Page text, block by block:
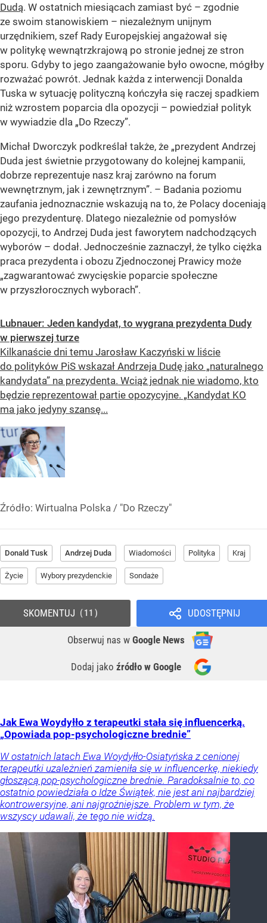
Dudą. W ostatnich miesiącach zamiast być – zgodnie
ze swoim stanowiskiem – niezależnym unijnym
urzędnikiem, szef Rady Europejskiej angażował się
w politykę wewnątrzkrajową po stronie jednej ze stron
sporu. Gdyby to jego zaangażowanie było owocne, mógłby
rozważać powrót. Jednak każda z interwencji Donalda
Tuska w sytuację polityczną kończyła się raczej spadkiem
niż wzrostem poparcia dla opozycji – powiedział polityk
w wywiadzie dla „Do Rzeczy”.
Michał Dworczyk podkreślał także, że „prezydent Andrzej
Duda jest świetnie przygotowany do kolejnej kampanii,
dobrze reprezentuje nasz kraj zarówno na forum
wewnętrznym, jak i zewnętrznym”. – Badania poziomu
zaufania jednoznacznie wskazują na to, że Polacy doceniają
jego prezydenturę. Dlatego niezależnie od pomysłów
opozycji, to Andrzej Duda jest faworytem nadchodzących
wyborów – dodał. Jednocześnie zaznaczył, że tylko ciężka
praca prezydenta i obozu Zjednoczonej Prawicy może
„zagwarantować zwycięskie poparcie społeczne
w przyszłorocznych wyborach”.
Lubnauer: Jeden kandydat, to wygrana prezydenta Dudy
w pierwszej turze
Kilkanaście dni temu Jarosław Kaczyński w liście
do polityków PiS wskazał Andrzeja Dudę jako „naturalnego
kandydata” na prezydenta. Wciąż jednak nie wiadomo, kto
będzie reprezentował partie opozycyjne. „Kandydat KO
ma jako jedyny szansę...
Źródło: Wirtualna Polska / "Do Rzeczy"
Donald Tusk Andrzej Duda Wiadomości Polityka Kraj
Życie Wybory prezydenckie Sondaże
UDOSTĘPNIJ
Obserwuj nas w Google News
Dodaj jako źródło w Google
SKOMENTUJ 11
Jak Ewa Woydyłło z terapeutki stała się influencerką.
„Opowiada pop-psychologiczne brednie”
W ostatnich latach Ewa Woydyłło-Osiatyńska z cenionej
terapeutki uzależnień zamieniła się w influencerkę, niekiedy
głoszącą pop-psychologiczne brednie. Paradoksalnie to, co
ostatnio powiedziała o Idze Świątek, nie jest ani najbardziej
kontrowersyjne, ani najgroźniejsze. Problem w tym, że
wszyscy udawali, że tego nie widzą.